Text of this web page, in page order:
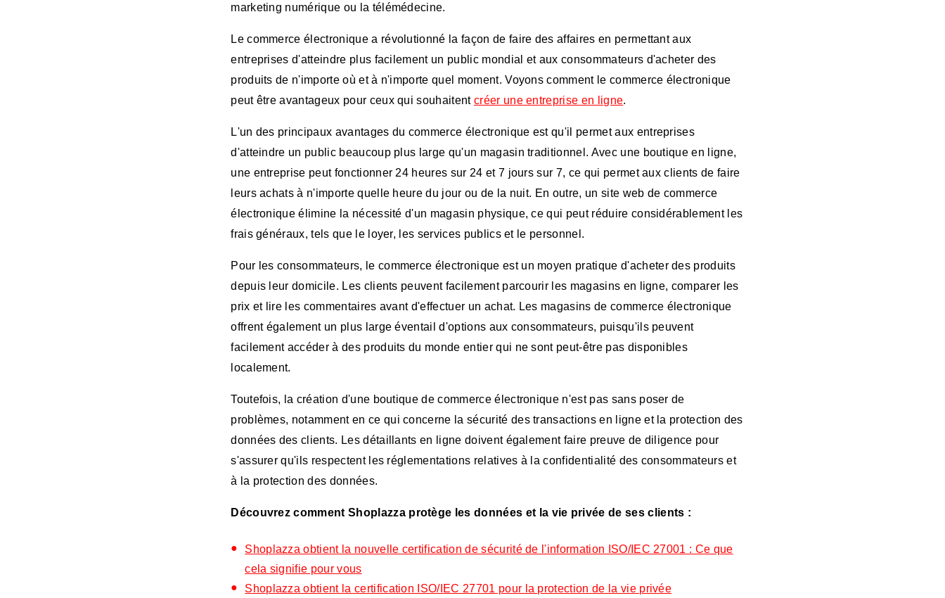
marketing numérique ou la télémédecine.
Le commerce électronique a révolutionné la façon de faire des affaires en permettant aux
entreprises d'atteindre plus facilement un public mondial et aux consommateurs d'acheter des
produits de n'importe où et à n'importe quel moment. Voyons comment le commerce électronique
peut être avantageux pour ceux qui souhaitent créer une entreprise en ligne.
L'un des principaux avantages du commerce électronique est qu'il permet aux entreprises
d'atteindre un public beaucoup plus large qu'un magasin traditionnel. Avec une boutique en ligne,
une entreprise peut fonctionner 24 heures sur 24 et 7 jours sur 7, ce qui permet aux clients de faire
leurs achats à n'importe quelle heure du jour ou de la nuit. En outre, un site web de commerce
électronique élimine la nécessité d'un magasin physique, ce qui peut réduire considérablement les
frais généraux, tels que le loyer, les services publics et le personnel.
Pour les consommateurs, le commerce électronique est un moyen pratique d'acheter des produits
depuis leur domicile. Les clients peuvent facilement parcourir les magasins en ligne, comparer les
prix et lire les commentaires avant d'effectuer un achat. Les magasins de commerce électronique
offrent également un plus large éventail d'options aux consommateurs, puisqu'ils peuvent
facilement accéder à des produits du monde entier qui ne sont peut-être pas disponibles
localement.
Toutefois, la création d'une boutique de commerce électronique n'est pas sans poser de
problèmes, notamment en ce qui concerne la sécurité des transactions en ligne et la protection des
données des clients. Les détaillants en ligne doivent également faire preuve de diligence pour
s'assurer qu'ils respectent les réglementations relatives à la confidentialité des consommateurs et
à la protection des données.
Découvrez comment Shoplazza protège les données et la vie privée de ses clients :
Shoplazza obtient la nouvelle certification de sécurité de l'information ISO/IEC 27001 : Ce que
cela signifie pour vous
Shoplazza obtient la certification ISO/IEC 27701 pour la protection de la vie privée